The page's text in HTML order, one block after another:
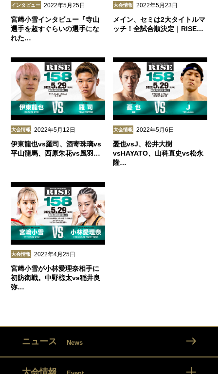
インタビュー 2022年5月25日
宮﨑小雪インタビュー『寺山
選手を超すぐらいの選手にな
れた…
大会情報 2022年5月23日
メイン、セミは2大タイトルマ
ッチ！全試合順決定｜RISE…
大会情報 2022年5月12日
伊東龍也vs羅司、酒寄珠璃vs
平山龍馬、西原朱花vs風羽…
大会情報 2022年5月6日
憂也vsJ、松井大樹
vsHAYATO、山科直史vs松永
隆…
大会情報 2022年4月25日
宮﨑小雪が小林愛理奈相手に
初防衛戦。中野椋太vs稲井良
弥…
ニュース News
大会情報